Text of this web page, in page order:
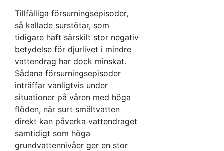
Tillfälliga försurningsepisoder,
så kallade surstötar, som
tidigare haft särskilt stor negativ
betydelse för djurlivet i mindre
vattendrag har dock minskat.
Sådana försurningsepisoder
inträffar vanligtvis under
situationer på våren med höga
flöden, när surt smältvatten
direkt kan påverka vattendraget
samtidigt som höga
grundvattennivåer ger en stor